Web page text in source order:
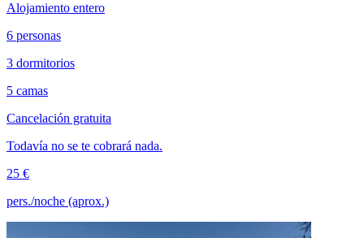
Alojamiento entero
6 personas
3 dormitorios
5 camas
Cancelación gratuita
Todavía no se te cobrará nada.
25 €
pers./noche (aprox.)